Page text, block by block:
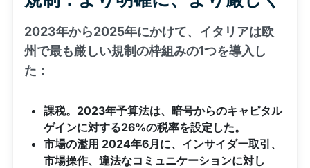
2023年から2025年にかけて、イタリアは欧
州で最も厳しい規制の枠組みの1つを導入し
た：
課税。2023年予算法は、暗号からのキャピタル
ゲインに対する26%の税率を設定した。
市場の濫用 2024年6月に、インサイダー取引、
市場操作、違法なコミュニケーションに対し